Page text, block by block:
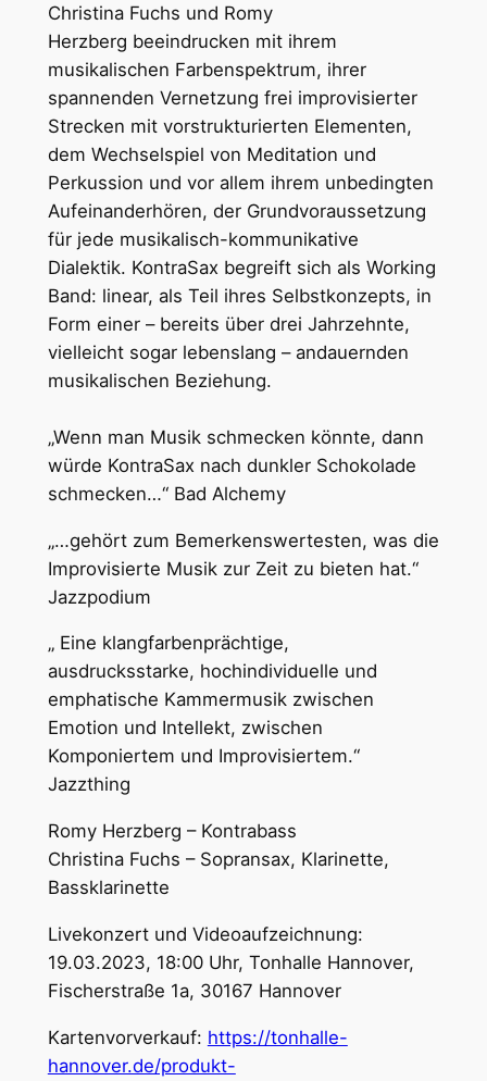
Christina Fuchs und Romy
Herzberg beeindrucken mit ihrem
musikalischen Farbenspektrum, ihrer
spannenden Vernetzung frei improvisierter
Strecken mit vorstrukturierten Elementen,
dem Wechselspiel von Meditation und
Perkussion und vor allem ihrem unbedingten
Aufeinanderhören, der Grundvoraussetzung
für jede musikalisch-kommunikative
Dialektik. KontraSax begreift sich als Working
Band: linear, als Teil ihres Selbstkonzepts, in
Form einer – bereits über drei Jahrzehnte,
vielleicht sogar lebenslang – andauernden
musikalischen Beziehung.
„Wenn man Musik schmecken könnte, dann
würde KontraSax nach dunkler Schokolade
schmecken…“ Bad Alchemy
„…gehört zum Bemerkenswertesten, was die
Improvisierte Musik zur Zeit zu bieten hat.“
Jazzpodium
„ Eine klangfarbenprächtige,
ausdrucksstarke, hochindividuelle und
emphatische Kammermusik zwischen
Emotion und Intellekt, zwischen
Komponiertem und Improvisiertem.“
Jazzthing
Romy Herzberg – Kontrabass
Christina Fuchs – Sopransax, Klarinette,
Bassklarinette
Livekonzert und Videoaufzeichnung:
19.03.2023, 18:00 Uhr, Tonhalle Hannover,
Fischerstraße 1a, 30167 Hannover
Kartenvorverkauf: https://tonhalle-
hannover.de/produkt-